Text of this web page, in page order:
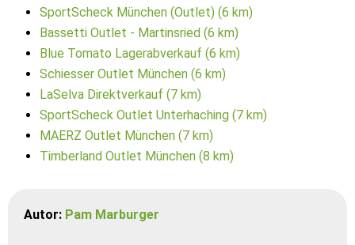
SportScheck München (Outlet) (6 km)
Bassetti Outlet - Martinsried (6 km)
Blue Tomato Lagerabverkauf (6 km)
Schiesser Outlet München (6 km)
LaSelva Direktverkauf (7 km)
SportScheck Outlet Unterhaching (7 km)
MAERZ Outlet München (7 km)
Timberland Outlet München (8 km)
Autor: Pam Marburger